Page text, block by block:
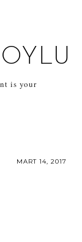
is your
MART 14, 2017